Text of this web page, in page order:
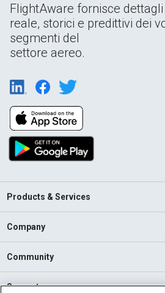
FlightAware fornisce
reale, storici e predittivi dei
segmenti del
settore aereo.
Products & Services
Company
Community
Support